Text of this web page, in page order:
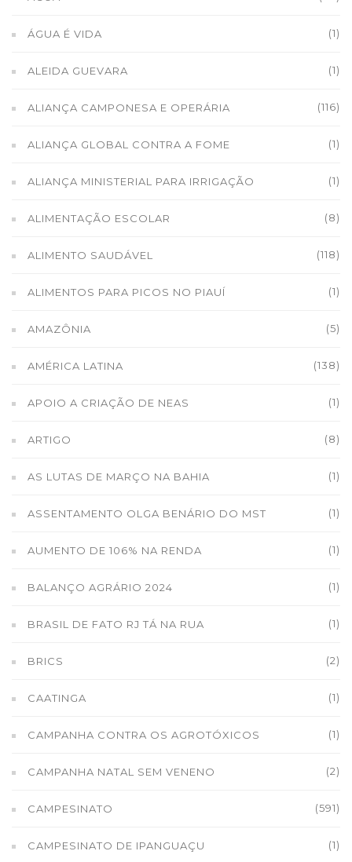
ÁGUA É VIDA (1)
ALEIDA GUEVARA (1)
ALIANÇA CAMPONESA E OPERÁRIA (116)
ALIANÇA GLOBAL CONTRA A FOME (1)
ALIANÇA MINISTERIAL PARA IRRIGAÇÃO (1)
ALIMENTAÇÃO ESCOLAR (8)
ALIMENTO SAUDÁVEL (118)
ALIMENTOS PARA PICOS NO PIAUÍ (1)
AMAZÔNIA (5)
AMÉRICA LATINA (138)
APOIO A CRIAÇÃO DE NEAS (1)
ARTIGO (8)
AS LUTAS DE MARÇO NA BAHIA (1)
ASSENTAMENTO OLGA BENÁRIO DO MST (1)
AUMENTO DE 106% NA RENDA (1)
BALANÇO AGRÁRIO 2024 (1)
BRASIL DE FATO RJ TÁ NA RUA (1)
BRICS (2)
CAATINGA (1)
CAMPANHA CONTRA OS AGROTÓXICOS (1)
CAMPANHA NATAL SEM VENENO (2)
CAMPESINATO (591)
CAMPESINATO DE IPANGUAÇU (1)